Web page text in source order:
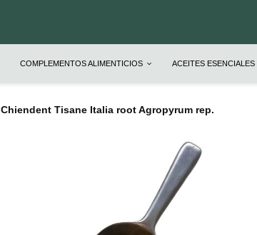
COMPLEMENTOS ALIMENTICIOS ACEITES ESENCIALES
Chiendent Tisane Italia root Agropyrum rep.